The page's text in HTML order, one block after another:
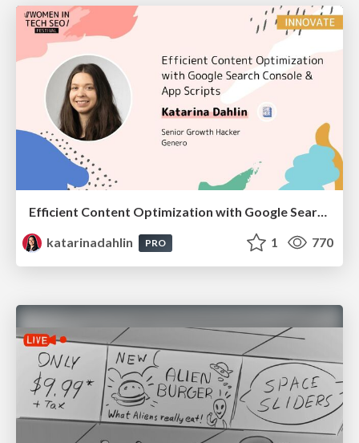
Efficient Content Optimization with Google Search Console & Apps Script
katarinadahlin
PRO 1 770